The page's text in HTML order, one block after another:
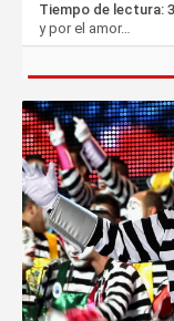
Tiempo de lectura:
y por el amor…